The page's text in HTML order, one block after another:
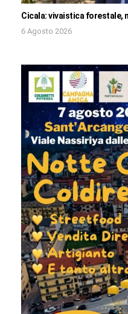
Cicala: vivaistica forestale,
6 Agosto 2026